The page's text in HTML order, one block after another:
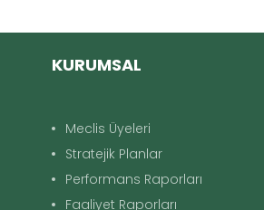
KURUMSAL
Meclis Üyeleri
Stratejik Planlar
Performans Raporları
Faaliyet Raporları